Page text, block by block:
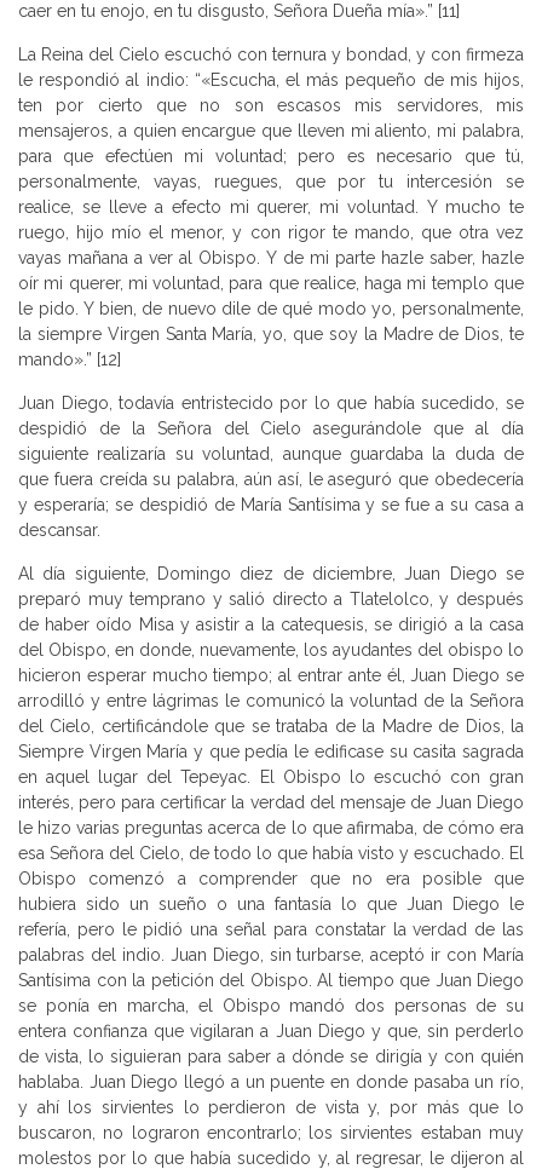
caer en tu enojo, en tu disgusto, Señora Dueña mía».” [11]
La Reina del Cielo escuchó con ternura y bondad, y con firmeza
le respondió al indio: “«Escucha, el más pequeño de mis hijos,
ten por cierto que no son escasos mis servidores, mis
mensajeros, a quien encargue que lleven mi aliento, mi palabra,
para que efectúen mi voluntad; pero es necesario que tú,
personalmente, vayas, ruegues, que por tu intercesión se
realice, se lleve a efecto mi querer, mi voluntad. Y mucho te
ruego, hijo mío el menor, y con rigor te mando, que otra vez
vayas mañana a ver al Obispo. Y de mi parte hazle saber, hazle
oír mi querer, mi voluntad, para que realice, haga mi templo que
le pido. Y bien, de nuevo dile de qué modo yo, personalmente,
la siempre Virgen Santa María, yo, que soy la Madre de Dios, te
mando».” [12]
Juan Diego, todavía entristecido por lo que había sucedido, se
despidió de la Señora del Cielo asegurándole que al día
siguiente realizaría su voluntad, aunque guardaba la duda de
que fuera creída su palabra, aún así, le aseguró que obedecería
y esperaría; se despidió de María Santísima y se fue a su casa a
descansar.
Al día siguiente, Domingo diez de diciembre, Juan Diego se
preparó muy temprano y salió directo a Tlatelolco, y después
de haber oído Misa y asistir a la catequesis, se dirigió a la casa
del Obispo, en donde, nuevamente, los ayudantes del obispo lo
hicieron esperar mucho tiempo; al entrar ante él, Juan Diego se
arrodilló y entre lágrimas le comunicó la voluntad de la Señora
del Cielo, certificándole que se trataba de la Madre de Dios, la
Siempre Virgen María y que pedía le edificase su casita sagrada
en aquel lugar del Tepeyac. El Obispo lo escuchó con gran
interés, pero para certificar la verdad del mensaje de Juan Diego
le hizo varias preguntas acerca de lo que afirmaba, de cómo era
esa Señora del Cielo, de todo lo que había visto y escuchado. El
Obispo comenzó a comprender que no era posible que
hubiera sido un sueño o una fantasía lo que Juan Diego le
refería, pero le pidió una señal para constatar la verdad de las
palabras del indio. Juan Diego, sin turbarse, aceptó ir con María
Santísima con la petición del Obispo. Al tiempo que Juan Diego
se ponía en marcha, el Obispo mandó dos personas de su
entera confianza que vigilaran a Juan Diego y que, sin perderlo
de vista, lo siguieran para saber a dónde se dirigía y con quién
hablaba. Juan Diego llegó a un puente en donde pasaba un río,
y ahí los sirvientes lo perdieron de vista y, por más que lo
buscaron, no lograron encontrarlo; los sirvientes estaban muy
molestos por lo que había sucedido y, al regresar, le dijeron al